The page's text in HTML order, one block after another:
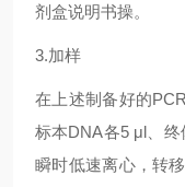
剂盒说明书操。
3.加样
在上述制备好的
标本DNA各5 μl、
瞬时低速离心，转